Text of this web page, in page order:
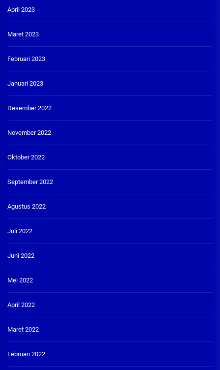
April 2023
Maret 2023
Februari 2023
Januari 2023
Desember 2022
November 2022
Oktober 2022
September 2022
Agustus 2022
Juli 2022
Juni 2022
Mei 2022
April 2022
Maret 2022
Februari 2022